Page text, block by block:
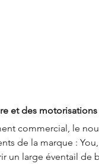
et des
commercial, le
de la marque :
un large éventail de